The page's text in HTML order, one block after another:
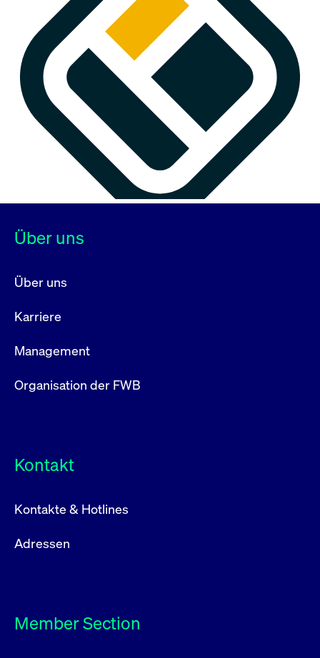
Über uns
Über uns
Karriere
Management
Organisation der FWB
Kontakt
Kontakte & Hotlines
Adressen
Member Section